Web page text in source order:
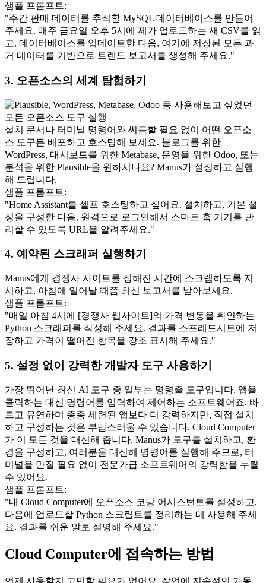
샘플 프롬프트:
"주간 판매 데이터를 추적할 MySQL 데이터베이스를 만들어
주세요. 매주 금요일 오후 5시에 제가 업로드하는 새 CSV를 읽
고, 데이터베이스를 업데이트한 다음, 여기에 저장된 모든 과
거 데이터를 기반으로 트렌드 보고서를 생성해 주세요."
3. 오픈소스의 세계 탐험하기
설치 문서나 터미널 명령어와 씨름할 필요 없이 어떤 오픈소
스 도구든 배포하고 호스팅해 보세요. 블로그를 위한
WordPress, 대시보드를 위한 Metabase, 운영을 위한 Odoo, 또는
분석을 위한 Plausible을 원하시나요? Manus가 설정하고 실행
해 드립니다.
샘플 프롬프트:
"Home Assistant를 셀프 호스팅하고 싶어요. 설치하고, 기본 설
정을 구성한 다음, 원격으로 로그인해서 스마트 홈 기기를 관
리할 수 있도록 URL을 알려주세요."
4. 예약된 스크래퍼 실행하기
Manus에게 경쟁사 사이트를 정해진 시간에 스크랩하도록 지
시하고, 아침에 일어날 때쯤 최신 보고서를 받아보세요.
샘플 프롬프트:
"매일 아침 4시에 [경쟁사 웹사이트]의 가격 변동을 확인하는
Python 스크래퍼를 작성해 주세요. 결과를 스프레드시트에 저
장하고 가격이 떨어진 항목을 강조 표시해 주세요."
5. 설정 없이 강력한 개발자 도구 사용하기
가장 뛰어난 최신 AI 도구 중 일부는 명령줄 도구입니다. 앱을
클릭하는 대신 명령어를 입력하여 제어하는 소프트웨어죠. 빠
르고 유연하며 종종 세련된 앱보다 더 강력하지만, 직접 설치
하고 구성하는 것은 부담스러울 수 있습니다. Cloud Computer
가 이 모든 것을 대신해 줍니다. Manus가 도구를 설치하고, 환
경을 구성하고, 여러분을 대신해 명령어를 실행해 주므로, 터
미널을 만질 필요 없이 전문가급 소프트웨어의 강력함을 누릴
수 있어요.
샘플 프롬프트:
"내 Cloud Computer에 오픈소스 코딩 어시스턴트를 설정하고,
다음에 업로드할 Python 스크립트를 정리하는 데 사용해 주세
요. 결과를 쉬운 말로 설명해 주세요."
Cloud Computer에 접속하는 방법